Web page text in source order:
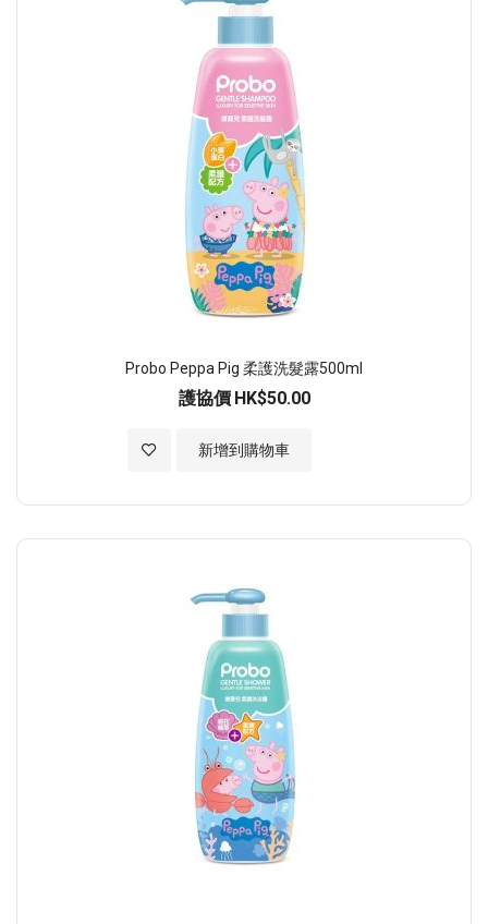
Probo Peppa Pig 柔護洗髮露500ml
護協價 HK$50.00
新增到購物車
加入至願望清單